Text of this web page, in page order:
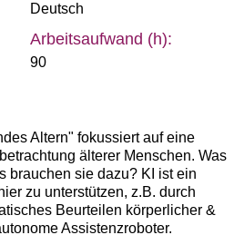
Deutsch
Arbeitsaufwand (h):
90
Altern" fokussiert auf eine
älterer Menschen. Was
brauchen sie dazu? KI ist ein
zu unterstützen, z.B. durch
Beurteilen körperlicher &
Assistenzroboter.